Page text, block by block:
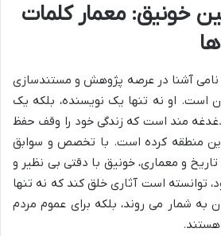
خونیق: معمار کلمات
نامی آشنا در عرصه پژوهش و مستندسازی
است. او نه تنها یک نویسنده، بلکه یک
مند است که زندگی خود را وقف حفظ
منطقه کرده است. با تخصص و سوابق
و معماری، خونیق با دقتی بی نظیر و
توانسته است آثاری خلق کند که نه تنها
به شمار می روند، بلکه برای عموم مردم
هستند.